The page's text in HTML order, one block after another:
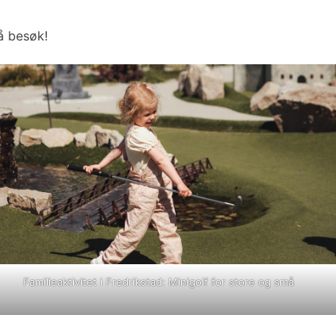
besøk!
Familieaktivitet i Fredrikstad: Minigolf for store og små